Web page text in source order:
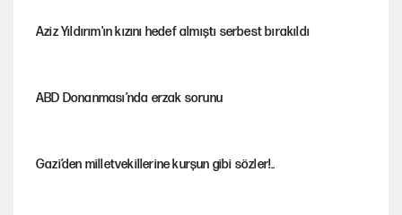
Aziz Yıldırım'ın kızını hedef almıştı serbest bırakıldı
ABD Donanması’nda erzak sorunu
Gazi’den milletvekillerine kurşun gibi sözler!..